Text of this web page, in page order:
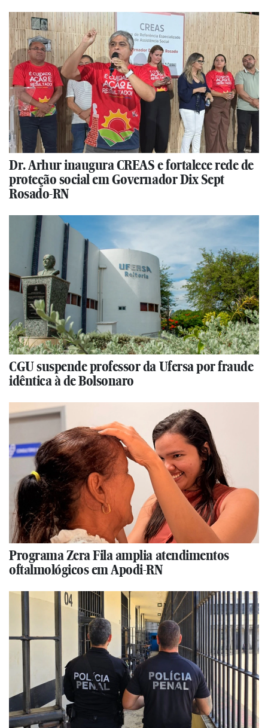
Dr. Arhur inaugura CREAS e fortalece rede de
proteção social em Governador Dix Sept
Rosado-RN
CGU suspende professor da Ufersa por fraude
idêntica à de Bolsonaro
Programa Zera Fila amplia atendimentos
oftalmológicos em Apodi-RN